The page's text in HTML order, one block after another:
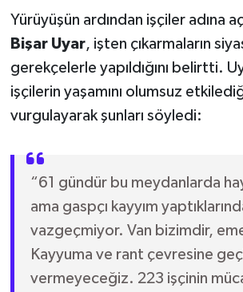
Yürüyüşün ardından işçiler adına
Bişar Uyar, işten çıkarmaların
gerekçelerle yapıldığını belirtti.
işçilerin yaşamını olumsuz
vurgulayarak şunları söyledi:
“61 gündür bu meydanlarda
ama gaspçı kayyım
vazgeçmiyor. Van bizimdir,
Kayyuma ve rant çevresine
vermeyeceğiz. 223 işçinin
YAŞAM